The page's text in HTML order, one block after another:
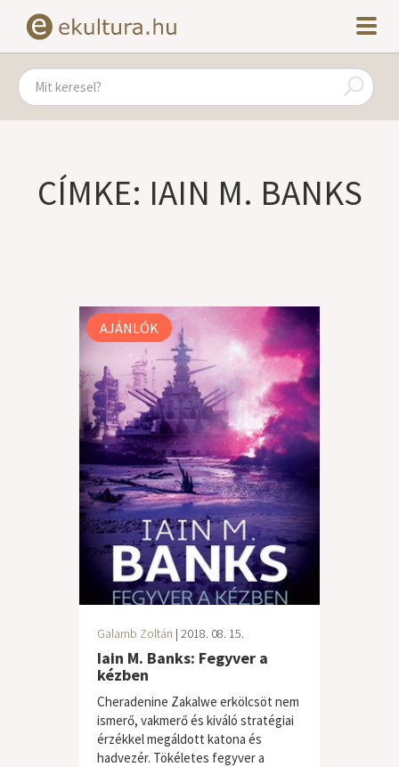
CÍMKE: IAIN M. BANKS
AJÁNLÓK
Galamb Zoltán | 2018. 08. 15.
Iain M. Banks: Fegyver a
kézben
Cheradenine Zakalwe erkölcsöt nem
ismerő, vakmerő és kiváló stratégiai
érzékkel megáldott katona és
hadvezér. Tökéletes fegyver a